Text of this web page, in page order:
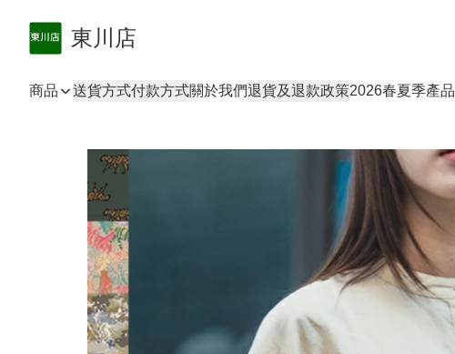
東川店
商品 送貨方式付款方式關於我們退貨及退款政策2026春夏季產品